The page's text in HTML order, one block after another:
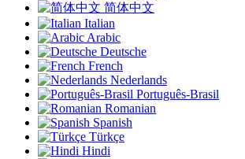
简体中文
Italian
Arabic
Deutsche
French
Nederlands
Português-Brasil
Romanian
Spanish
Türkçe
Hindi